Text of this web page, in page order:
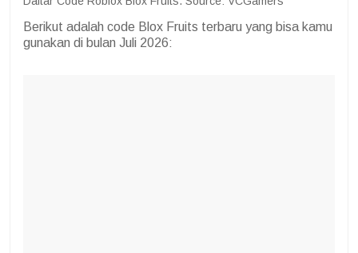
Berikut adalah code Blox Fruits terbaru yang bisa kamu
gunakan di bulan Juli 2026: